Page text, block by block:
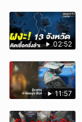
02:52
11:57